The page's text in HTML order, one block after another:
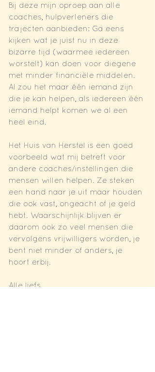
Bij deze mijn oproep aan alle
coaches, hulpverleners die
trajecten aanbieden: Ga eens
kijken wat je juist nu in deze
bizarre tijd (waarmee iedereen
worstelt) kan doen voor diegene
met minder financiële middelen.
Al zou het maar één iemand zijn
die je kan helpen, als iedereen één
iemand helpt komen we al een
heel eind.
Het Huis van Herstel is een goed
voorbeeld wat mij betreft voor
andere coaches/instellingen die
mensen willen helpen. Ze steken
een hand naar je uit maar houden
die ook vast, ongeacht of je geld
hebt. Waarschijnlijk blijven er
daarom ook zo veel mensen die
vervolgens vrijwilligers worden, je
bent niet minder of anders, je
hoort erbij.
Alle liefs,